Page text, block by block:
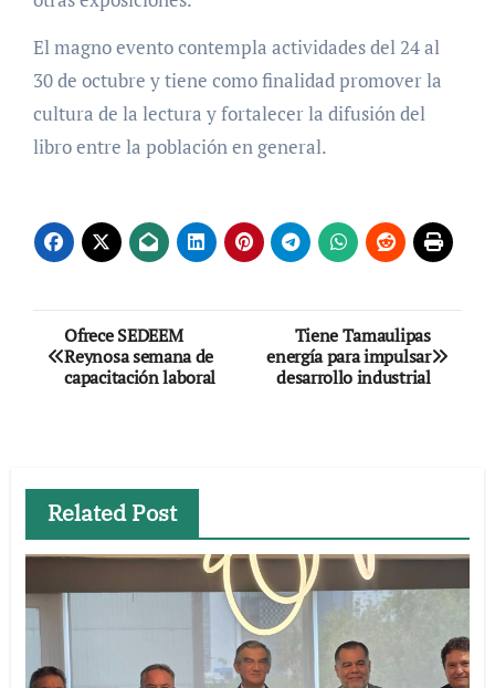
El magno evento contempla actividades del 24 al
30 de octubre y tiene como finalidad promover la
cultura de la lectura y fortalecer la difusión del
libro entre la población en general.
Navegación
de
Ofrece SEDEEM
Reynosa semana de
capacitación laboral
Tiene Tamaulipas
energía para impulsar
desarrollo industrial
Related Post